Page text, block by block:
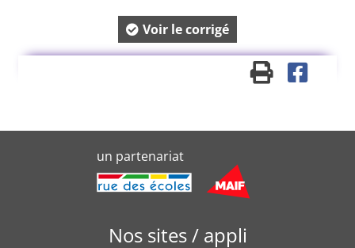
Voir le corrigé
un partenariat
Nos sites / appli